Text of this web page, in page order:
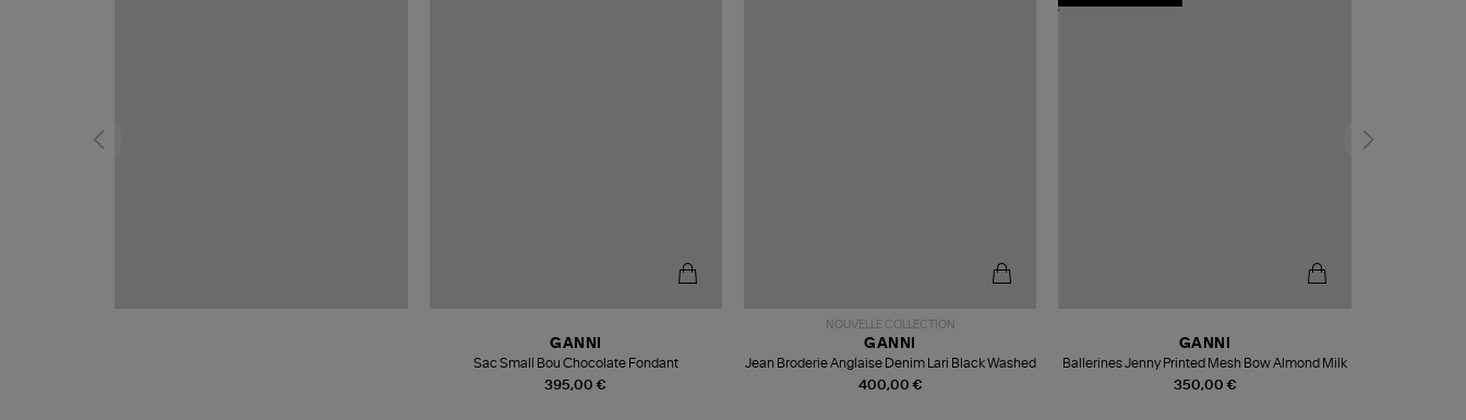
395,00 €
GANNI
Sac Small Bou Chocolate Fondant
NOUVELLE COLLECTION
400,00 €
GANNI
Jean Broderie Anglaise Denim Lari Black Washed
350,00 €
GANNI
Ballerines Jenny Printed Mesh Bow Almond Milk